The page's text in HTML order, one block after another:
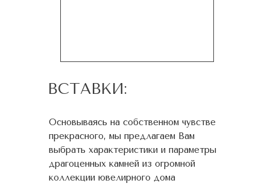
ВСТАВКИ:
Основываясь на собственном чувстве
прекрасного, мы предлагаем Вам
выбрать характеристики и параметры
драгоценных камней из огромной
коллекции ювелирного дома